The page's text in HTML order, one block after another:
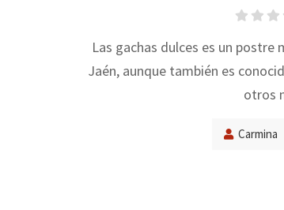
Las gachas dulces es un
Jaén, aunque también es
otros
Carmina